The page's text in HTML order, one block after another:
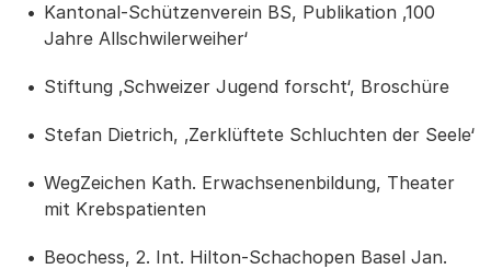
Kantonal-Schützenverein BS, Publikation ‚100
Jahre Allschwilerweiher‘
Stiftung ‚Schweizer Jugend forscht‘, Broschüre
Stefan Dietrich, ‚Zerklüftete Schluchten der Seele‘
WegZeichen Kath. Erwachsenenbildung, Theater
mit Krebspatienten
Beochess, 2. Int. Hilton-Schachopen Basel Jan.